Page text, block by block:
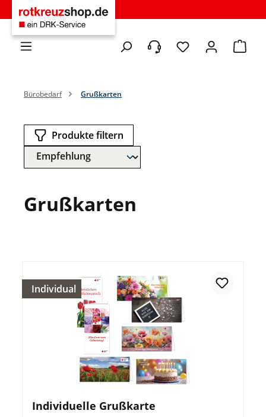
Zum Hauptinhalt springen
Du hast 0
Bürobedarf Grußkarten
Produkte filtern
Grußkarten
Individual
Individuelle Grußkarte